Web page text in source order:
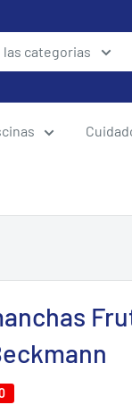
las categorias